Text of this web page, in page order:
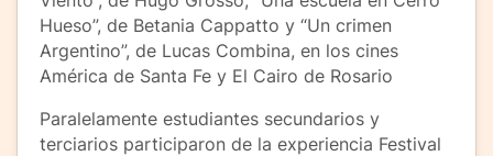
Hueso”, de Betania Cappatto y “Un crimen
Argentino”, de Lucas Combina, en los cines
América de Santa Fe y El Cairo de Rosario
Paralelamente estudiantes secundarios y
terciarios participaron de la experiencia Festival